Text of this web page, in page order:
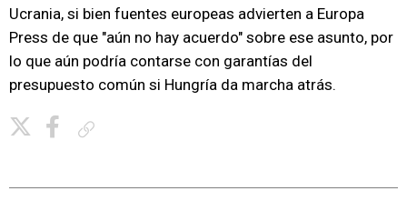
Ucrania, si bien fuentes europeas advierten a Europa
Press de que "aún no hay acuerdo" sobre ese asunto, por
lo que aún podría contarse con garantías del
presupuesto común si Hungría da marcha atrás.